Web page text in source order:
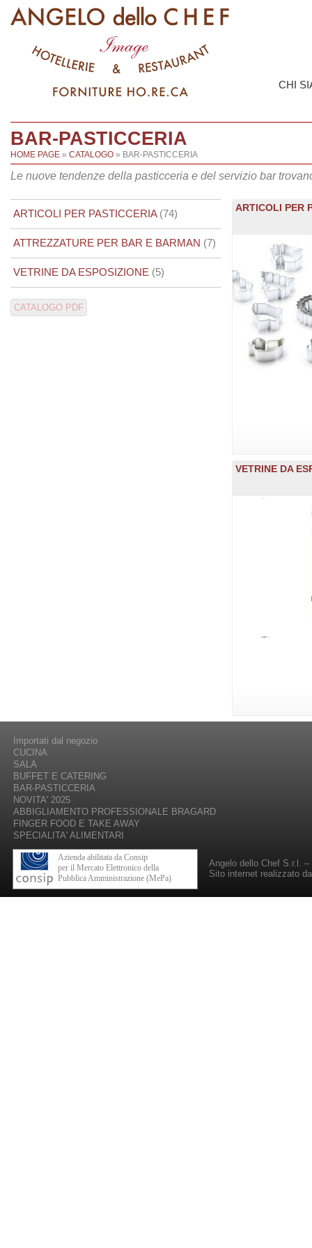
CHI
BAR-PASTICCERIA
HOME PAGE » CATALOGO » BAR-PASTICCERIA
Le nuove tendenze della pasticceria e del servizio bar
ARTICOLI PER PASTICCERIA(74)
ATTREZZATURE PER BAR E BARMAN (7)
VETRINE DA ESPOSIZIONE (5)
ARTICOLI PER
VETRINE DA
Importati dal negozio
CUCINA
SALA
BUFFET E CATERING
BAR-PASTICCERIA
NOVITA' 2025
ABBIGLIAMENTO PROFESSIONALE BRAGARD
FINGER FOOD E TAKE AWAY
SPECIALITA' ALIMENTARI
Azienda abilitata da Consip
per il Mercato Elettronico della
Pubblica Amministrazione (MePa)
Angelo dello Chef S.r.l. –
Sito internet realizzato